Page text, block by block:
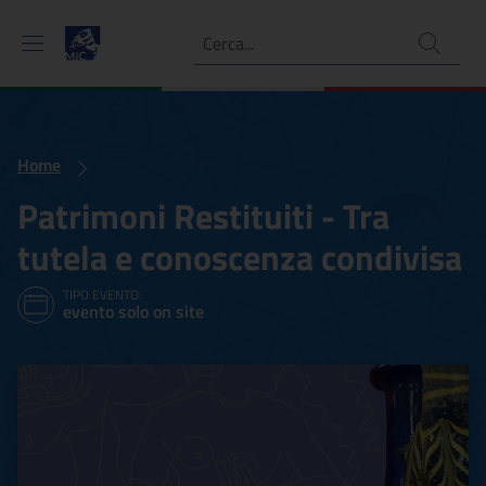
Ricerca
Home
Patrimoni Restituiti - Tra
tutela e conoscenza condivisa
TIPO EVENTO:
evento solo on site
Patrimoni Restituiti - Tra